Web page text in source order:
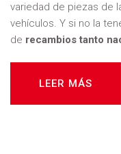
variedad de piezas de
vehículos. Y si no la
de recambios tanto
LEER MÁS